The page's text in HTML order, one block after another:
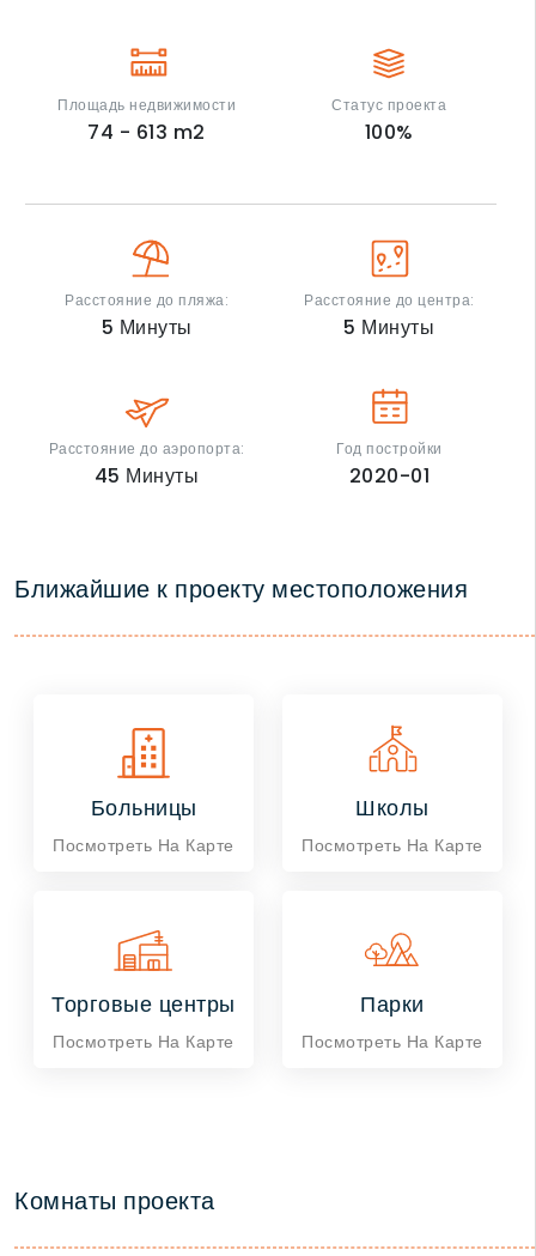
Площадь недвижимости
74 - 613 m2
Статус проекта
100%
Расстояние до пляжа:
5 Минуты
Расстояние до центра:
5 Минуты
Расстояние до аэропорта:
45 Минуты
Год постройки
2020-01
Ближайшие к проекту местоположения
Больницы
Посмотреть На Карте
Школы
Посмотреть На Карте
Торговые центры
Посмотреть На Карте
Парки
Посмотреть На Карте
Комнаты проекта